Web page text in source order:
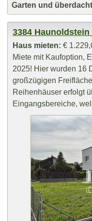
Garten und
3384
Haus mieten: €
Miete mit Kaufoption,
2025! Hier wurden 16
großzügigen
Reihenhäuser erfolgt
Eingangsbereiche,